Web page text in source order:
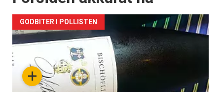
+
GODBITER I POLLISTEN